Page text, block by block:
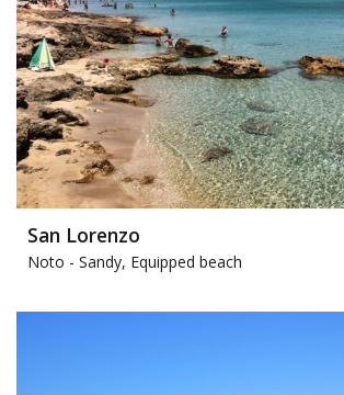
San Lorenzo
Noto - Sandy, Equipped beach